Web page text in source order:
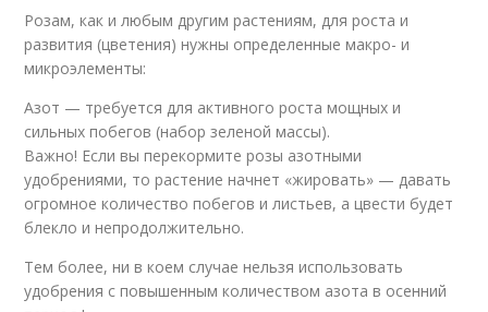
Розам, как и любым другим растениям, для роста и
развития (цветения) нужны определенные макро- и
микроэлементы:
Азот — требуется для активного роста мощных и
сильных побегов (набор зеленой массы).
Важно! Если вы перекормите розы азотными
удобрениями, то растение начнет «жировать» — давать
огромное количество побегов и листьев, а цвести будет
блекло и непродолжительно.
Тем более, ни в коем случае нельзя использовать
удобрения с повышенным количеством азота в осенний